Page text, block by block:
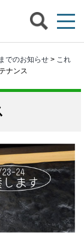
でのお知らせ > これ
ナンス